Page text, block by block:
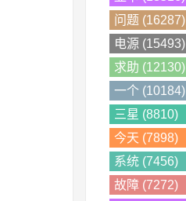
问题 (16287)
电源 (15493)
求助 (12130)
一个 (10184)
三星 (8810)
今天 (7898)
系统 (7456)
故障 (7272)